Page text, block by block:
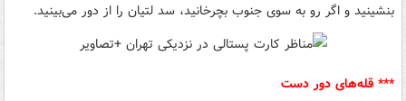
بنشینید و اگر رو به سوی جنوب بچرخانید، سد لتیان را از دور می‌بینید.
*** قله‌های دور دست